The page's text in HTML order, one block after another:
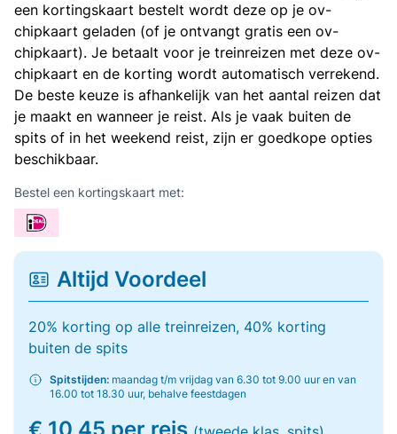
een kortingskaart bestelt wordt deze op je ov-
chipkaart geladen (of je ontvangt gratis een ov-
chipkaart). Je betaalt voor je treinreizen met deze ov-
chipkaart en de korting wordt automatisch verrekend.
De beste keuze is afhankelijk van het aantal reizen dat
je maakt en wanneer je reist. Als je vaak buiten de
spits of in het weekend reist, zijn er goedkope opties
beschikbaar.
Bestel een kortingskaart met:
Altijd Voordeel
20% korting op alle treinreizen, 40% korting
buiten de spits
Spitstijden: maandag t/m vrijdag van 6.30 tot 9.00 uur en van
16.00 tot 18.30 uur, behalve feestdagen